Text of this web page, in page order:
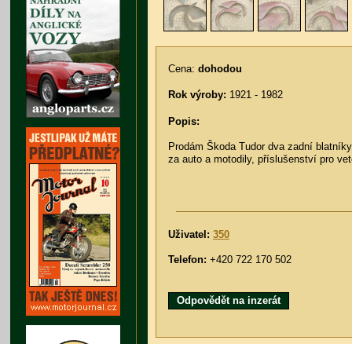
Cena: dohodou
Rok výroby: 1921 - 1982
Popis:
Prodám Škoda Tudor dva zadní
za auto a motodily, příslušenství pro
Uživatel: 350
Telefon: +420 722 170 502
Odpovědět na inzerát